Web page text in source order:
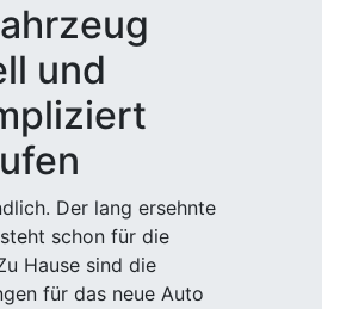
und
Der lang ersehnte
schon für die
Hause sind die
für das neue Auto